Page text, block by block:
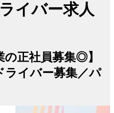
イバー求人
の正社員募集◎】
ライバー募集／パ